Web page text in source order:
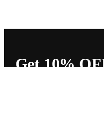
Get 10%